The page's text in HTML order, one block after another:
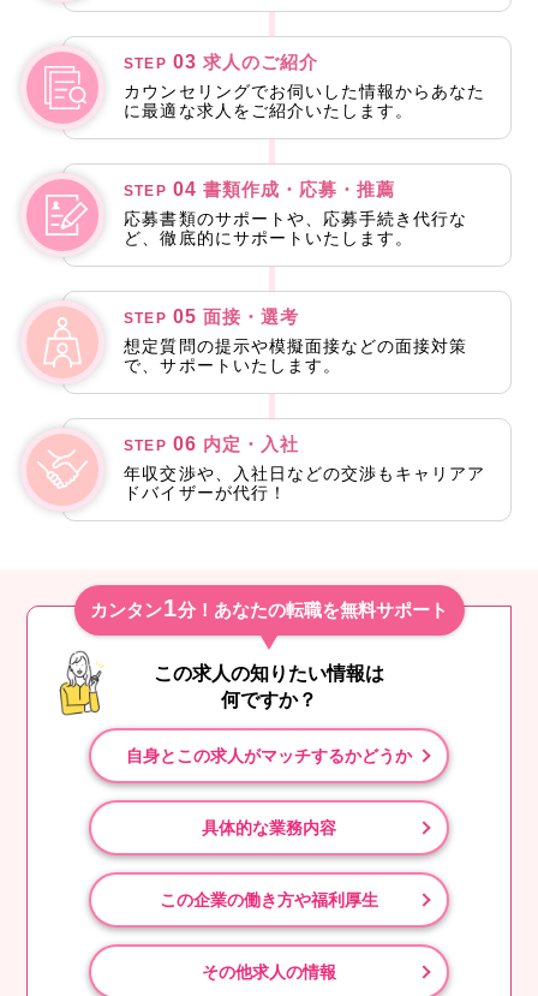
STEP 03 求人のご紹介
カウンセリングでお伺いした情報からあなた
に最適な求人をご紹介いたします。
STEP 04 書類作成・応募・推薦
応募書類のサポートや、応募手続き代行な
ど、徹底的にサポートいたします。
STEP 05 面接・選考
想定質問の提示や模擬面接などの面接対策
で、サポートいたします。
STEP 06 内定・入社
年収交渉や、入社日などの交渉もキャリアア
ドバイザーが代行！
カンタン1分！あなたの転職を無料サポート
この求人の知りたい情報は
何ですか？
自身とこの求人がマッチするかどうか
具体的な業務内容
この企業の働き方や福利厚生
その他求人の情報